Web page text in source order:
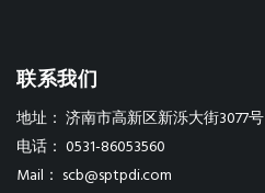
联系我们
地址： 济南市高新区新泺大街3077号
电话： 0531-86053560
Mail： scb@sptpdi.com